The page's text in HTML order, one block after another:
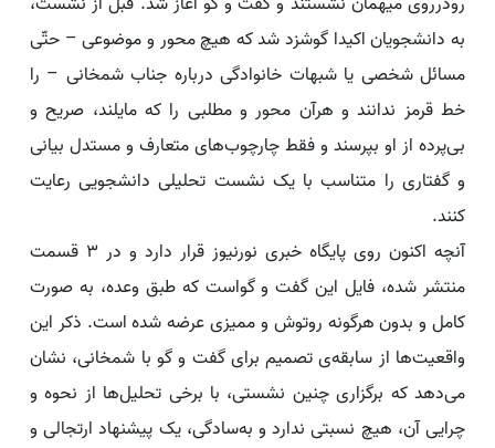
به دانشجویان اکیدا گوشزد شد که هیچ محور و موضوعی – حتّی
مسائل شخصی یا شبهات خانوادگی درباره جناب شمخانی – را
خط قرمز ندانند و هرآن محور و مطلبی را که مایلند،‌ صریح و
بی‌پرده از او بپرسند و فقط چارچوب‌های متعارف و مستدل بیانی
و گفتاری را متناسب با یک نشست تحلیلی دانشجویی رعایت
کنند.
آنچه اکنون روی پایگاه خبری نورنیوز قرار دارد و در 3 قسمت
منتشر شده، فایل این گفت و گواست که طبق وعده، به صورت
کامل و بدون هرگونه روتوش و ممیزی عرضه شده است. ذکر این
واقعیت‌ها از سابقه‌ی تصمیم برای گفت و گو با شمخانی، نشان
می‌دهد که برگزاری چنین نشستی، با برخی تحلیل‌ها از نحوه و
چرایی آن، هیچ نسبتی ندارد و به‌سادگی، یک پیشنهاد ارتجالی و